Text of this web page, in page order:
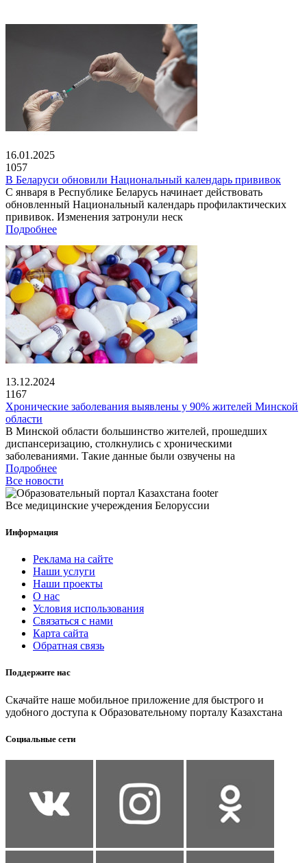
16.01.2025
1057
В Беларуси обновили Национальный календарь прививок
С января в Республике Беларусь начинает действовать
обновленный Национальный календарь профилактических
прививок. Изменения затронули неск
Подробнее
13.12.2024
1167
Хронические заболевания выявлены у 90% жителей Минской
области
В Минской области большинство жителей, прошедших
диспансеризацию, столкнулись с хроническими
заболеваниями. Такие данные были озвучены на
Подробнее
Все новости
Все медицинские учереждения Белоруссии
Информация
Реклама на сайте
Наши услуги
Наши проекты
О нас
Условия использования
Связаться с нами
Карта сайта
Обратная связь
Поддержите нас
Скачайте наше мобильное приложение для быстрого и
удобного доступа к Образовательному порталу Казахстана
Социальные сети